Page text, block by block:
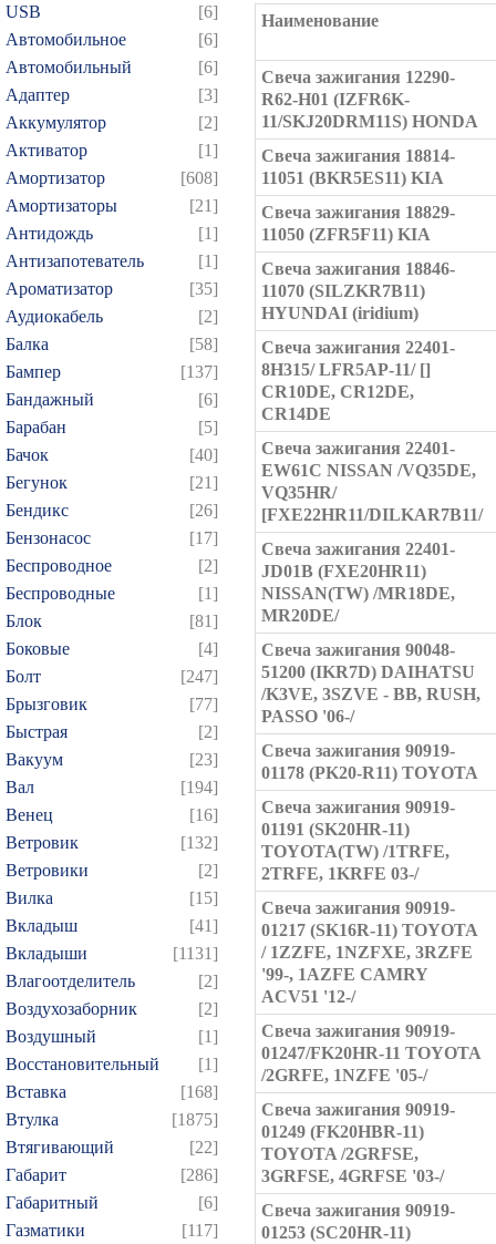
USB
[6]
Автомобильное
[6]
Автомобильный
[6]
Адаптер
[3]
Аккумулятор
[2]
Активатор
[1]
Амортизатор
[608]
Амортизаторы
[21]
Антидождь
[1]
Антизапотеватель
[1]
Ароматизатор
[35]
Аудиокабель
[2]
Балка
[58]
Бампер
[137]
Бандажный
[6]
Барабан
[5]
Бачок
[40]
Бегунок
[21]
Бендикс
[26]
Бензонасос
[17]
Беспроводное
[2]
Беспроводные
[1]
Блок
[81]
Боковые
[4]
Болт
[247]
Брызговик
[77]
Быстрая
[2]
Вакуум
[23]
Вал
[194]
Венец
[16]
Ветровик
[132]
Ветровики
[2]
Вилка
[15]
Вкладыш
[41]
Вкладыши
[1131]
Влагоотделитель
[2]
Воздухозаборник
[2]
Воздушный
[1]
Восстановительный
[1]
Вставка
[168]
Втулка
[1875]
Втягивающий
[22]
Габарит
[286]
Габаритный
[6]
Газматики
[117]
Наименование
Свеча зажигания 12290-
R62-H01 (IZFR6K-
11/SKJ20DRM11S) HONDA
Свеча зажигания 18814-
11051 (BKR5ES11) KIA
Свеча зажигания 18829-
11050 (ZFR5F11) KIA
Свеча зажигания 18846-
11070 (SILZKR7B11)
HYUNDAI (iridium)
Свеча зажигания 22401-
8H315/ LFR5AP-11/ []
CR10DE, CR12DE,
CR14DE
Свеча зажигания 22401-
EW61C NISSAN /VQ35DE,
VQ35HR/
[FXE22HR11/DILKAR7B11/
Свеча зажигания 22401-
JD01B (FXE20HR11)
NISSAN(TW) /MR18DE,
MR20DE/
Свеча зажигания 90048-
51200 (IKR7D) DAIHATSU
/K3VE, 3SZVE - BB, RUSH,
PASSO '06-/
Свеча зажигания 90919-
01178 (PK20-R11) TOYOTA
Свеча зажигания 90919-
01191 (SK20HR-11)
TOYOTA(TW) /1TRFE,
2TRFE, 1KRFE 03-/
Свеча зажигания 90919-
01217 (SK16R-11) TOYOTA
/ 1ZZFE, 1NZFXE, 3RZFE
'99-, 1AZFE CAMRY
ACV51 '12-/
Свеча зажигания 90919-
01247/FK20HR-11 TOYOTA
/2GRFE, 1NZFE '05-/
Свеча зажигания 90919-
01249 (FK20HBR-11)
TOYOTA /2GRFSE,
3GRFSE, 4GRFSE '03-/
Свеча зажигания 90919-
01253 (SC20HR-11)